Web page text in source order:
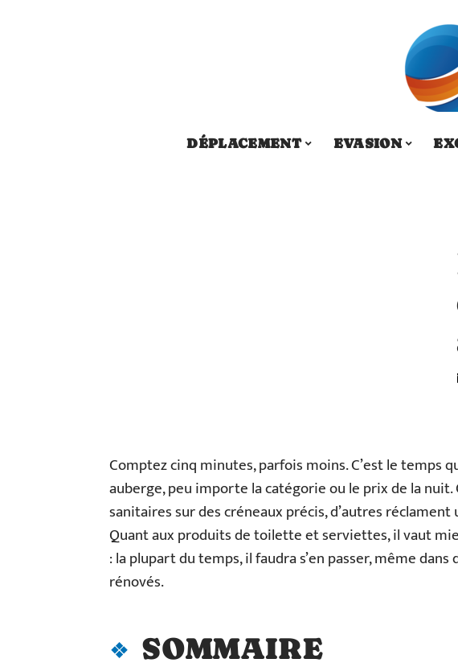
DÉPLACEMENT EVASION
Comptez cinq minutes, parfois moins. C’est le temps
auberge, peu importe la catégorie ou le prix de la
sanitaires sur des créneaux précis, d’autres
Quant aux produits de toilette et serviettes, il vaut
: la plupart du temps, il faudra s’en passer, même
rénovés.
SOMMAIRE